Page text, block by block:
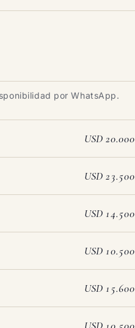
por WhatsApp.
USD 20.000
USD 23.500
USD 14.500
USD 10.500
USD 15.600